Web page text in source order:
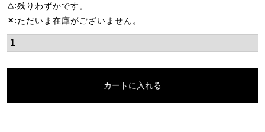
△ 残りわずかです。
✕ ただいま在庫がございません。
カートに入れる